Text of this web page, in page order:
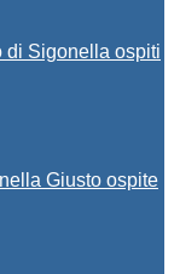
di Sigonella ospiti
Giusto ospite